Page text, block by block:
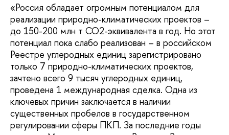
«Россия обладает огромным потенциалом для
реализации природно-климатических проектов –
до 150-200 млн т СО2-эквивалента в год. Но этот
потенциал пока слабо реализован – в российском
Реестре углеродных единиц зарегистрировано
только 7 природно-климатических проектов,
зачтено всего 9 тысяч углеродных единиц,
проведена 1 международная сделка. Одна из
ключевых причин заключается в наличии
существенных пробелов в государственном
регулировании сферы ПКП. За последние годы